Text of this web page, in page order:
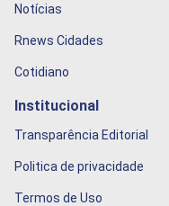
Notícias
Rnews Cidades
Cotidiano
Institucional
Transparência Editorial
Politica de privacidade
Termos de Uso